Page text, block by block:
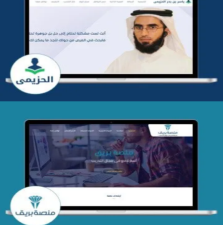
تطوير موقع المدرب ياسر الحزيمي
التفاصيل
تصميم منصة بريق
التفاصيل